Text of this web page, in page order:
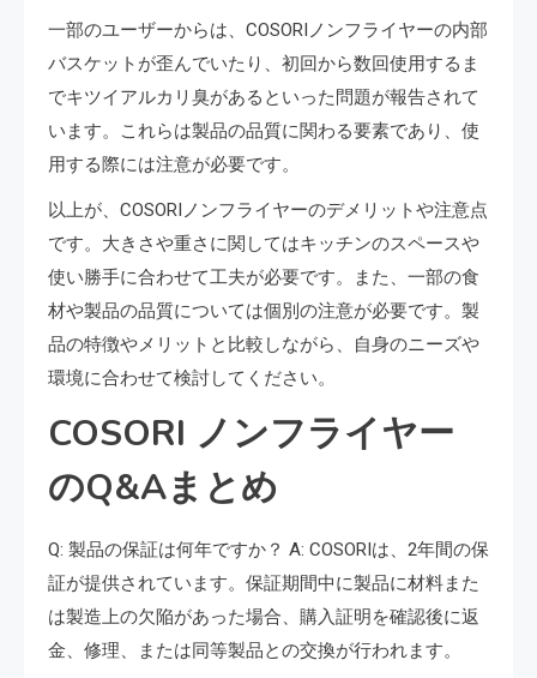
一部のユーザーからは、COSORIノンフライヤーの内部
バスケットが歪んでいたり、初回から数回使用するま
でキツイアルカリ臭があるといった問題が報告されて
います。これらは製品の品質に関わる要素であり、使
用する際には注意が必要です。
以上が、COSORIノンフライヤーのデメリットや注意点
です。大きさや重さに関してはキッチンのスペースや
使い勝手に合わせて工夫が必要です。また、一部の食
材や製品の品質については個別の注意が必要です。製
品の特徴やメリットと比較しながら、自身のニーズや
環境に合わせて検討してください。
COSORI ノンフライヤー
のQ&Aまとめ
Q: 製品の保証は何年ですか？ A: COSORIは、2年間の保
証が提供されています。保証期間中に製品に材料また
は製造上の欠陥があった場合、購入証明を確認後に返
金、修理、または同等製品との交換が行われます。